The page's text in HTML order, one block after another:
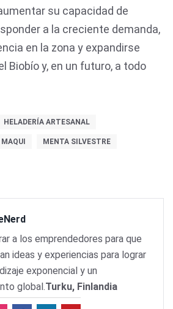
su capacidad de
a la creciente demanda,
en la zona y expandirse
Biobío y, en un futuro, a todo
HELADERÍA ARTESANAL
MAQUI MENTA SILVESTRE
a los emprendedores para que
ideas y experiencias para lograr
exponencial y un
global.Turku, Finlandia